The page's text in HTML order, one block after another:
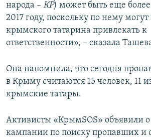
народа – КР) может быть еще более
2017 году, поскольку по нему
крымского татарина привлекать к
ответственности», – сказала
Она напомнила, что сегодня
в Крыму считаются 15 человек, 11
крымские татары.
Активисты «КрымSOS» объявили о
кампании по поиску пропавших и